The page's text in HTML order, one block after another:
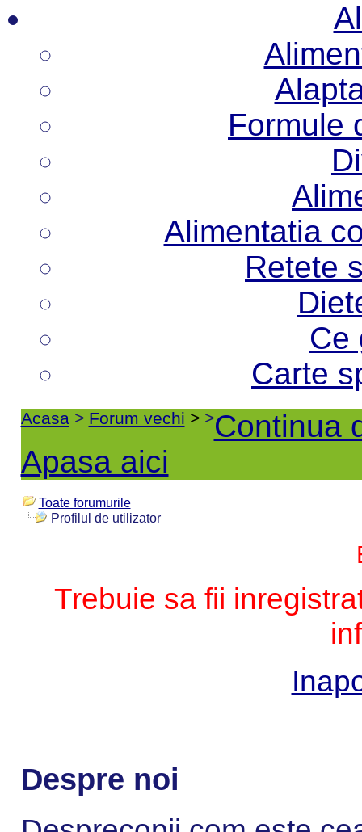
Formule
Alimentatia
Retete
Ce
Carte
Acasa> Forum vechi > >Continua
Apasa aici
Toate forumurile
Profilul de utilizator
Trebuie sa fii
Despre noi